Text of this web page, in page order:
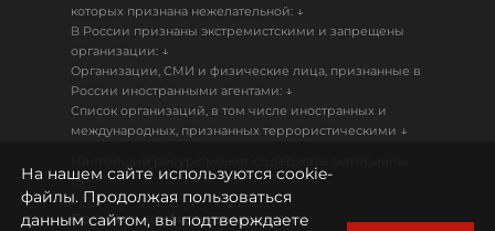
которых признана нежелательной: ↓
В России признаны экстремистскими и запрещены
организации: ↓
Организации, СМИ и физические лица, признанные в
России иностранными агентами: ↓
Список организаций, в том числе иностранных и
международных, признанных террористическими ↓
18+
Политика конфиденциальности
На нашем сайте используются cookie-
файлы. Продолжая пользоваться
данным сайтом, вы подтверждаете